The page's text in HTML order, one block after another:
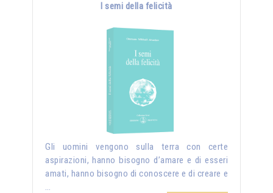
I semi della felicità
Gli uomini vengono sulla terra con certe
aspirazioni, hanno bisogno d’amare e di esseri
amati, hanno bisogno di conoscere e di creare e
…